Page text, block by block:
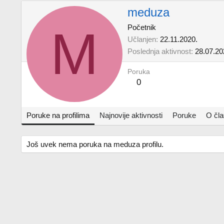
M
meduza
Početnik
Učlanjen 22.11.2020.
Poslednja aktivnost
Poruka
0
Poruke na profilima Najnovije aktivnosti Poruke O
Još uvek nema poruka na meduza profilu.